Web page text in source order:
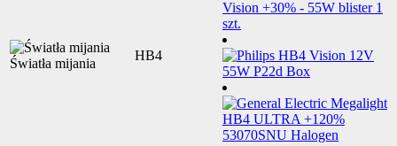
Światła mijania
HB4